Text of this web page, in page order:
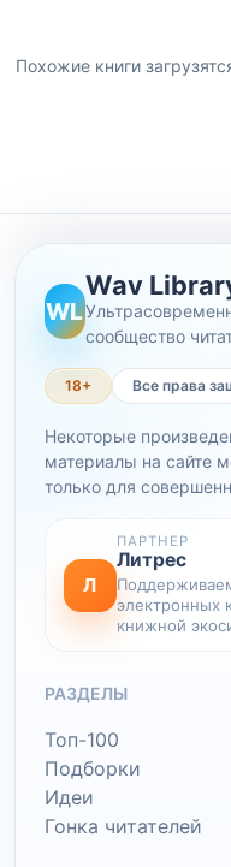
Похожие книги
WL
Wav
сообщество
18+ Все права
Некоторые
материалы на сайте
только для
Л
ПАРТНЕР
Литрес
электронных
книжной
РАЗДЕЛЫ
Топ-100
Подборки
Идеи
Гонка читателей